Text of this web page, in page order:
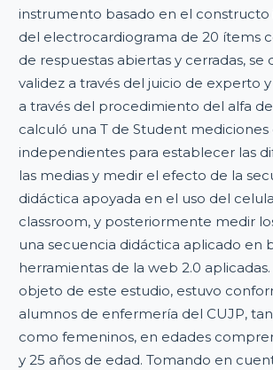
instrumento basado en el
del electrocardiograma de 20 ítems
de respuestas abiertas y cerradas, se
validez a través del juicio de experto
a través del procedimiento del alfa
calculó una T de Student mediciones
independientes para establecer las
las medias y medir el efecto de la
didáctica apoyada en el uso del
classroom, y posteriormente medir
una secuencia didáctica aplicado en
herramientas de la web 2.0
objeto de este estudio, estuvo
alumnos de enfermería del CUJP,
como femeninos, en edades
y 25 años de edad. Tomando en